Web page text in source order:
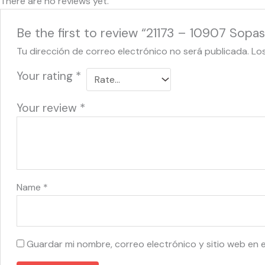
Be the first to review “21173 – 10907
Tu dirección de correo electrónico no será publicada.
Your rating *
Your review *
Name *
Guardar mi nombre, correo electrónico y sitio web en